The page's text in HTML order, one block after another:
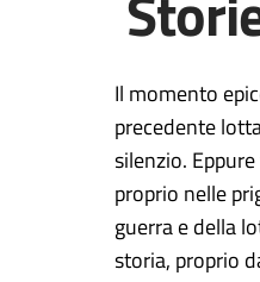
Il momento
precedente
silenzio.
proprio nelle
guerra e della
storia, proprio